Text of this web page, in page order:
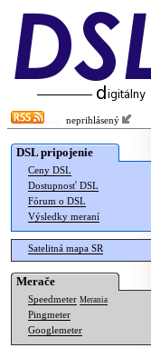
neprihlásený
DSL pripojenie
Ceny DSL
Dostupnosť DSL
Fórum o DSL
Výsledky meraní
Satelitná mapa SR
Merače
Speedmeter Merania
Pingmeter
Googlemeter